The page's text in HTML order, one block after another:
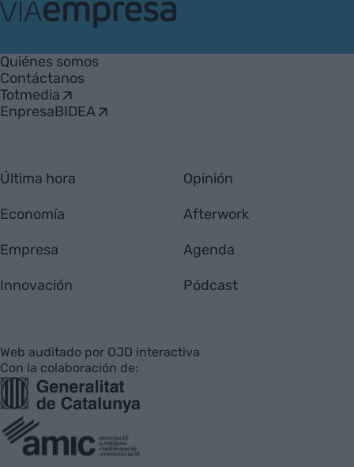
Empresa
Quiénes somos
Contáctanos
Totmedia
EnpresaBIDEA
Última hora
Economía
Empresa
Innovación
Opinión
Afterwork
Agenda
Pódcast
Web auditado por OJD interactiva
Con la colaboración de: